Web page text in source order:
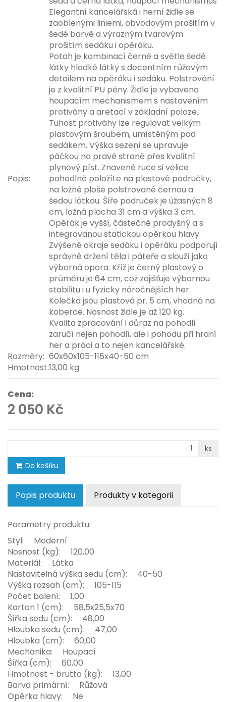
Popis:
Elegantní kancelářská i herní židle se
zaoblenými liniemi, obvodovým prošitím v
šedé barvě a výrazným tvarovým
prošitím sedáku i opěráku.
Potah je kombinací černé a světle šedé
látky hladké látky s decentním růžovým
detailem na opěráku i sedáku. Polstrování
je z kvalitní PU pěny. Židle je vybavena
houpacím mechanismem s nastavením
protiváhy a aretací v základní poloze.
Tuhost protiváhy lze regulovat velkým
plastovým šroubem, umístěným pod
sedákem. Výška sezení se upravuje
páčkou na pravé straně přes kvalitní
plynový píst. Znavené ruce si velice
pohodlně položíte na plastové područky,
na ložné ploše polstrované černou a
šedou látkou. Šíře područek je úžasných 8
cm, ložná plocha 31 cm a výška 3 cm.
Opěrák je vyšší, částečně prodyšný a s
integrovanou statickou opěrkou hlavy.
Zvýšené okraje sedáku i opěráku podporují
správné držení těla i páteře a slouží jako
výborná opora. Kříž je černý plastový o
průměru je 64 cm, což zajišťuje výbornou
stabilitu i u fyzicky náročnějších her.
Kolečka jsou plastová pr. 5 cm, vhodná na
koberce. Nosnost židle je až 120 kg.
Kvalita zpracování i důraz na pohodlí
zaručí nejen pohodlí, ale i pohodu při hraní
her a práci a to nejen kancelářské.
Rozměry: 60x60x105-115x40-50 cm
Hmotnost:13,00 kg
Cena:
2 050 Kč
ks
Do košíku
Popis produktu Produkty v kategorii
Parametry produktu:
Styl: Moderní
Nosnost (kg): 120,00
Materiál: Látka
Nastavitelná výška sedu (cm): 40-50
Výška rozsah (cm): 105-115
Počet balení: 1,00
Karton 1 (cm): 58,5x25,5x70
Šířka sedu (cm): 48,00
Hloubka sedu (cm): 47,00
Hloubka (cm): 60,00
Mechanika: Houpací
Šířka (cm): 60,00
Hmotnost - brutto (kg): 13,00
Barva primární: Růžová
Opěrka hlavy: Ne